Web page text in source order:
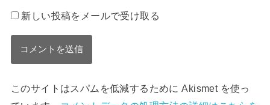
新しい投稿をメールで受け取る
このサイトはスパムを低減するために Akismet を使っ